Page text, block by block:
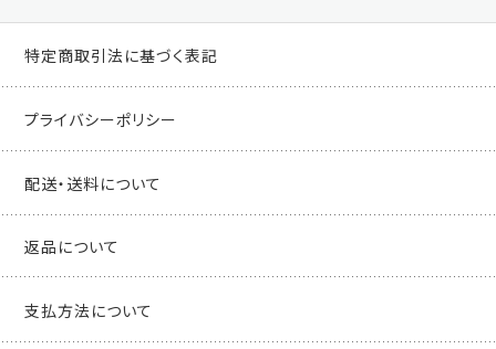
特定商取引法に基づく表記
プライバシーポリシー
配送・送料について
返品について
支払方法について